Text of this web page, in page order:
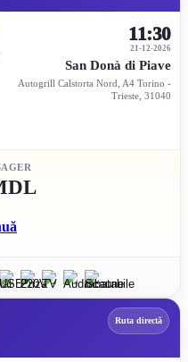
21-12-2026
11:30
San Donà di Piave
Autogrill Calstorta Nord, A4 Torino -
Trieste, 31040
Ruta directă